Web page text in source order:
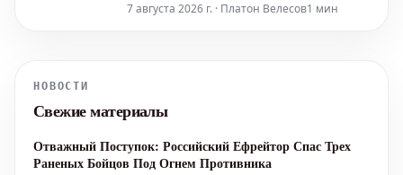
облегчением. После нескольких
понедельник.
7 августа 2026 г. · Платон Велесов1 мин
НОВОСТИ
Свежие материалы
Отважный Поступок: Российский Ефрейтор Спас Трех
Раненых Бойцов Под Огнем Противника